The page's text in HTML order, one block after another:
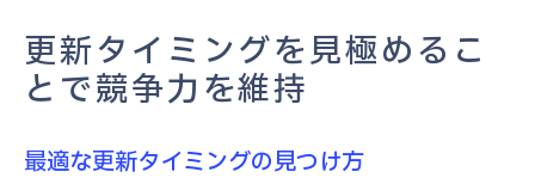
更新タイミングを見極めるこ
とで競争力を維持
最適な更新タイミングの見つけ方